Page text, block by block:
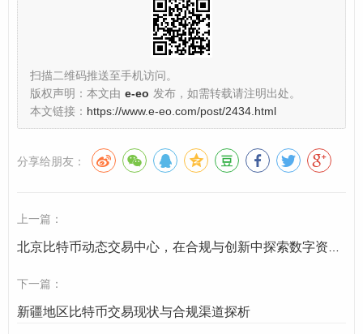
g）事件的发生月，大约每四年，比特币的区块奖励会
减半，这意味着新币的产出速度放缓，从供给侧减少
几个月内，比特币往往会开启一轮大牛市，4月不仅是
技术层面的变革点，更是市场信心的凝聚点，资金通
5月：牛市的起点如果说3月是播种，4月是开花，那
半的效应开始显现，市场情绪从谨慎转向乐观，机构
资金的持续流入、散户的“FOMO”（害怕错过）情绪共
整个夏季的上涨行情奠定坚实基础。
扫描二维码推送至手机访问。
版权声明：本文由 e-eo 发布，如需转载请注明出处。
本文链接： https://www.e-eo.com/post/2434.html
分享给朋友：
上一篇：
下一篇：
新疆地区比特币交易现状与合规渠道探析